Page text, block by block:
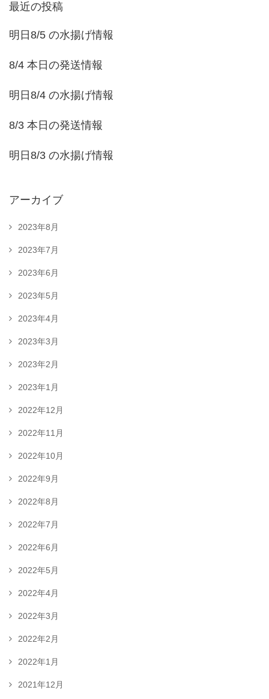
最近の投稿
明日8/5 の水揚げ情報
8/4 本日の発送情報
明日8/4 の水揚げ情報
8/3 本日の発送情報
明日8/3 の水揚げ情報
アーカイブ
2023年8月
2023年7月
2023年6月
2023年5月
2023年4月
2023年3月
2023年2月
2023年1月
2022年12月
2022年11月
2022年10月
2022年9月
2022年8月
2022年7月
2022年6月
2022年5月
2022年4月
2022年3月
2022年2月
2022年1月
2021年12月